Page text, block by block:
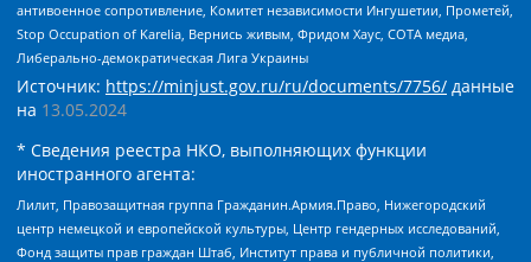
антивоенное сопротивление, Комитет независимости Ингушетии, Прометей,
Stop Occupation of Karelia, Вернись живым, Фридом Хаус, СОТА медиа,
Либерально-демократическая Лига Украины
Источник: https://minjust.gov.ru/ru/documents/7756/ данные
на 13.05.2024
* Сведения реестра НКО, выполняющих функции
иностранного агента:
Лилит, Правозащитная группа Гражданин.Армия.Право, Нижегородский
центр немецкой и европейской культуры, Центр гендерных исследований,
Фонд защиты прав граждан Штаб, Институт права и публичной политики,